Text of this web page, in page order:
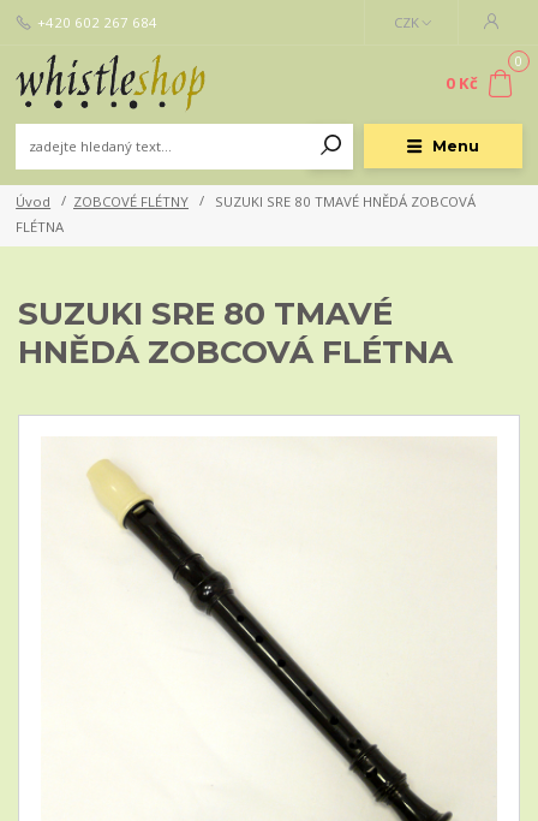
Menu
CZK
+420 602 267 684
0
0 Kč
Úvod ZOBCOVÉ FLÉTNY
SUZUKI SRE 80 TMAVÉ HNĚDÁ ZOBCOVÁ
FLÉTNA
SUZUKI SRE 80 TMAVÉ
HNĚDÁ ZOBCOVÁ FLÉTNA